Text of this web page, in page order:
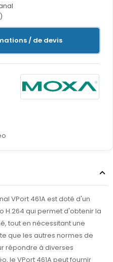
/ de devis
VPort 461A est doté d'un
H.264 qui permet d'obtenir la
tout en nécessitant une
que les autres normes de
répondre à diverses
le VPort 461A peut fournir